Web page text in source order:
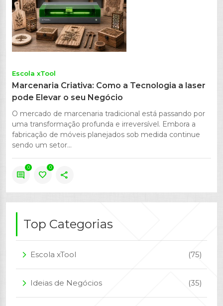
Escola xTool
Marcenaria Criativa: Como a Tecnologia a laser
pode Elevar o seu Negócio
O mercado de marcenaria tradicional está passando por
uma transformação profunda e irreversível. Embora a
fabricação de móveis planejados sob medida continue
sendo um setor...
comment
0
favorite
0
share
Top Categorias
arrow_forward_ios Escola xTool (75)
arrow_forward_ios Ideias de Negócios (35)